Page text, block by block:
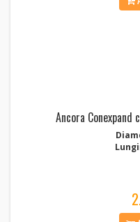
Ancora